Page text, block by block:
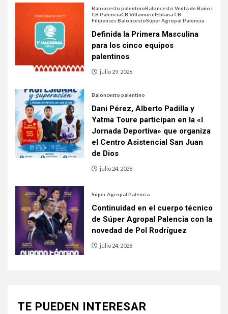
Baloncesto palentinoBaloncesto Venta de Baños
CB PalenciaCB VillamurielEldana CB
Filipenses BaloncestoSúper Agropal Palencia
Definida la Primera Masculina
para los cinco equipos
palentinos
julio 29, 2026
Baloncesto palentino
Dani Pérez, Alberto Padilla y
Yatma Toure participan en la «I
Jornada Deportiva» que organiza
el Centro Asistencial San Juan
de Dios
julio 24, 2026
Súper Agropal Palencia
Continuidad en el cuerpo técnico
de Súper Agropal Palencia con la
novedad de Pol Rodríguez
julio 24, 2026
TE PUEDEN INTERESAR